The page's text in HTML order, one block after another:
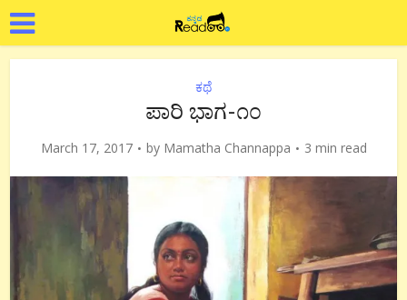
ಕಥೆ
ಪಾರಿ ಭಾಗ-೧೦
March 17, 2017 by Mamatha Channappa 3 min read